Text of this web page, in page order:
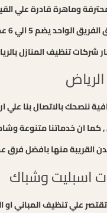
وماهرة قادرة علي
شركات تنظيف المنازل
– 0555937561 وسيرد عليك احد مندوبيا الموجودين بالخدمة
ان خدماتنا متنوعة
القريبة منها بافضل
اسبليت وشباك
علي تنظيف المباني